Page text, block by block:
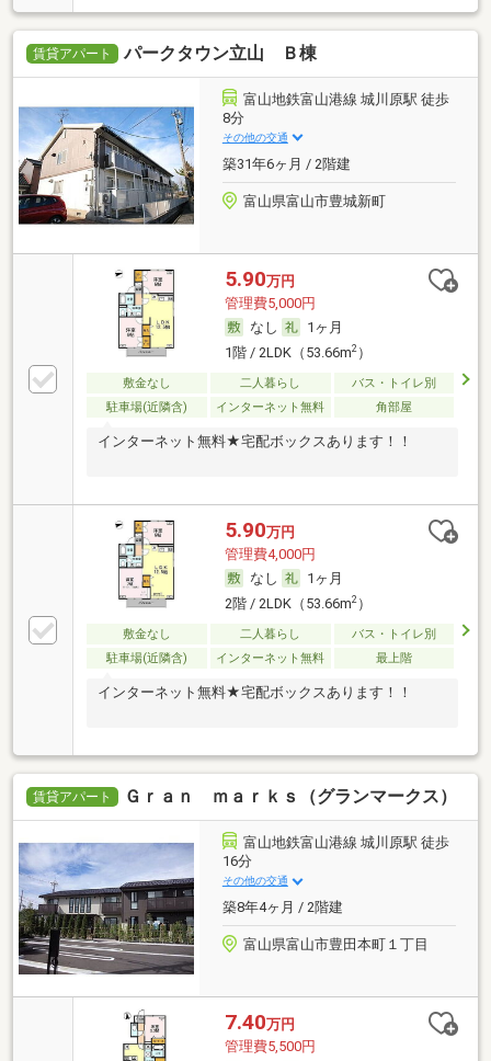
賃貸アパート パークタウン立山 Ｂ棟
富山地鉄富山港線 城川原駅 徒歩
8分
その他の交通
築31年6ヶ月 / 2階建
富山県富山市豊城新町
5.90万円
管理費5,000円
なし
1ヶ月
1階 / 2LDK（53.66m2）
敷金なし 二人暮らし
バス・トイレ別
駐車場(近隣含)
インターネット無料 角部屋
インターネット無料★宅配ボックスあります！！
5.90万円
管理費4,000円
なし
1ヶ月
2階 / 2LDK（53.66m2）
敷金なし 二人暮らし
バス・トイレ別
駐車場(近隣含)
インターネット無料 最上階
インターネット無料★宅配ボックスあります！！
賃貸アパート Ｇｒａｎ ｍａｒｋｓ（グランマークス）
富山地鉄富山港線 城川原駅 徒歩
16分
その他の交通
築8年4ヶ月 / 2階建
富山県富山市豊田本町１丁目
7.40万円
管理費5,500円